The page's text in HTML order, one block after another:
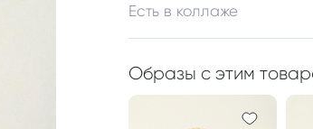
Есть в коллаже
Образы с этим